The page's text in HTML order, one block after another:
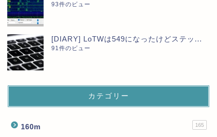
93件のビュー
[DIARY] LoTWは549になったけどステッ...
91件のビュー
カテゴリー
160m 165